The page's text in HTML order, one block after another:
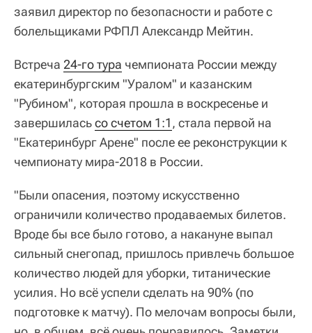
заявил директор по безопасности и работе с
болельщиками РФПЛ Александр Мейтин.
Встреча 24-го тура чемпионата России между
екатеринбургским "Уралом" и казанским
"Рубином", которая прошла в воскресенье и
завершиласьсо счетом 1:1, стала первой на
"Екатеринбург Арене" после ее реконструкции к
чемпионату мира-2018 в России.
"Были опасения, поэтому искусственно
ограничили количество продаваемых билетов.
Вроде бы все было готово, а накануне выпал
сильный снегопад, пришлось привлечь большое
количество людей для уборки, титанические
усилия. Но всё успели сделать на 90% (по
подготовке к матчу). По мелочам вопросы были,